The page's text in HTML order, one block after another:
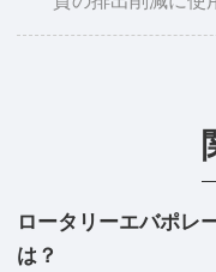
ロータリーエバポレ
は？